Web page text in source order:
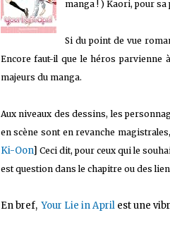
manga ! ) Kaori, pour
Si du point de vue
Encore faut-il que le héros parvienne
majeurs du manga.
Aux niveaux des dessins, les
en scène sont en revanche
Ki-Oon] Ceci dit, pour ceux qui le
est question dans le chapitre ou des
En bref,Your Lie in Aprilest une